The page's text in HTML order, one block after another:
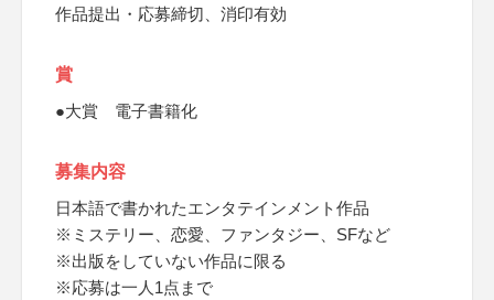
作品提出・応募締切、消印有効
賞
●大賞 電子書籍化
募集内容
日本語で書かれたエンタテインメント作品
※ミステリー、恋愛、ファンタジー、SFなど
※出版をしていない作品に限る
※応募は一人1点まで